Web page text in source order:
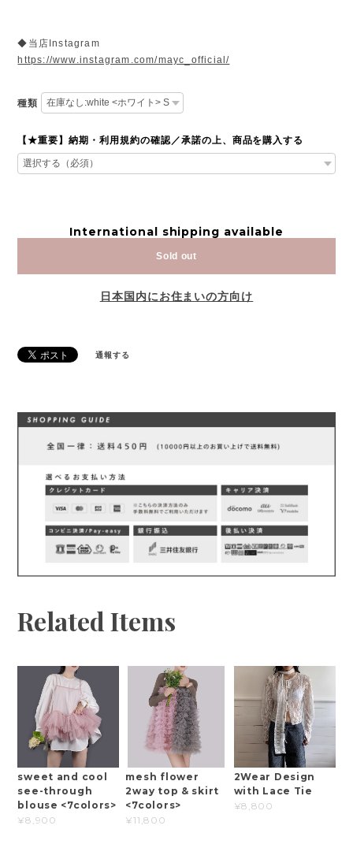
◆当店Instagram
https://www.instagram.com/mayc_official/
種類
【★重要】納期・利用規約の確認／承諾の上、商品を購入する
International shipping available
Sold out
日本国内にお住まいの方向け
通報する
Related Items
sweet and cool
see-through
blouse <7colors>
¥8,900
mesh flower
2way top & skirt
<7colors>
¥11,800
2Wear Design
with Lace Tie
¥8,800